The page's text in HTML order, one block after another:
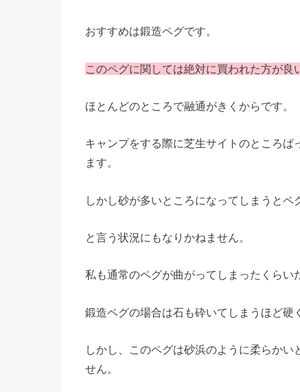
おすすめは鍛造ペグです。
このペグに関しては絶対に買われた方が良
ほとんどのところで融通がきくからです。
キャンプをする際に芝生サイトのところ
ます。
しかし砂が多いところになってしまうとペ
と言う状況にもなりかねません。
私も通常のペグが曲がってしまったくらい
鍛造ペグの場合は石も砕いてしまうほど硬
しかし、このペグは砂浜のように柔らか
せん。